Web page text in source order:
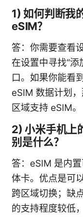
1) 如何判断我
eSIM？
答：你需要查看
在设置中寻找“
口。如果你能看
eSIM 数据计划
区域支持 eSIM。
2) 小米手机上
别是什么？
答：eSIM 是内
体卡。优点是可
跨区域切换；缺
的支持程度较低